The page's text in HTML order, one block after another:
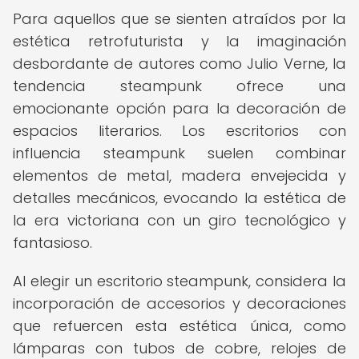
Para aquellos que se sienten atraídos por la
estética retrofuturista y la imaginación
desbordante de autores como Julio Verne, la
tendencia steampunk ofrece una
emocionante opción para la decoración de
espacios literarios. Los escritorios con
influencia steampunk suelen combinar
elementos de metal, madera envejecida y
detalles mecánicos, evocando la estética de
la era victoriana con un giro tecnológico y
fantasioso.
Al elegir un escritorio steampunk, considera la
incorporación de accesorios y decoraciones
que refuercen esta estética única, como
lámparas con tubos de cobre, relojes de